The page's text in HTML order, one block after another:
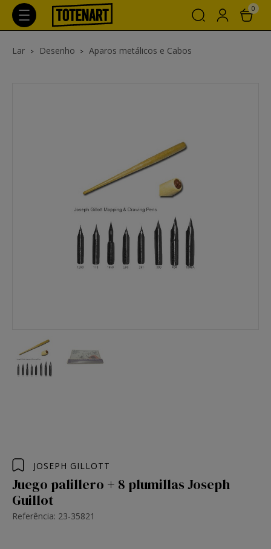
0
Lar Desenho Aparos metálicos e Cabos
JOSEPH GILLOTT
Juego palillero + 8 plumillas Joseph
Guillot
Referência: 23-35821